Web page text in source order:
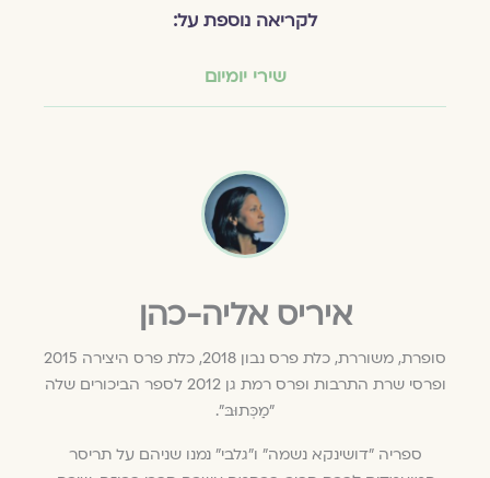
לקריאה נוספת על:
שירי יומיום
איריס אליה-כהן
סופרת, משוררת, כלת פרס נבון 2018, כלת פרס היצירה 2015
ופרסי שרת התרבות ופרס רמת גן 2012 לספר הביכורים שלה
"מַכְּתוּבּ".
ספריה "דושינקא נשמה" ו"גלבי" נמנו שניהם על תריסר